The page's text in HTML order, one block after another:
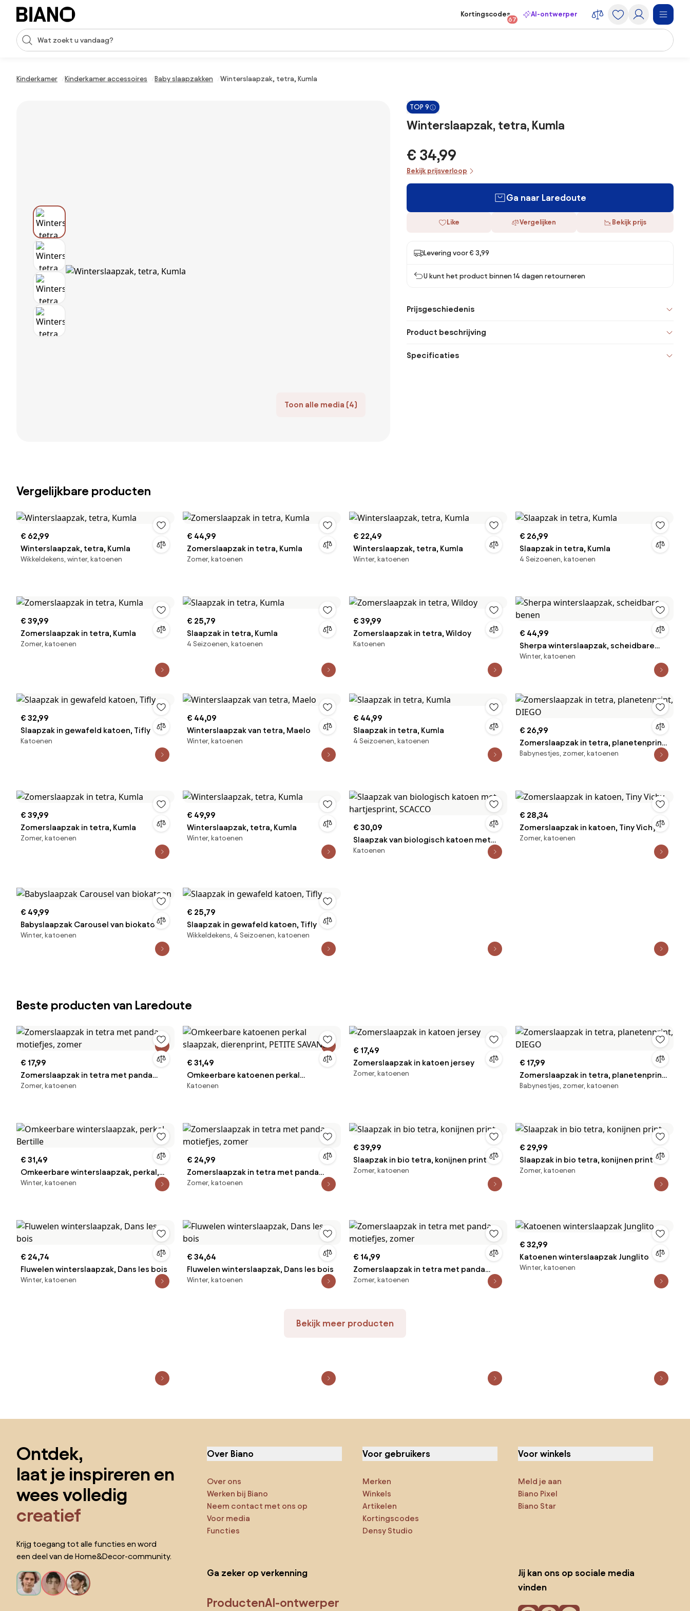
Navigatie overslaan, naar inhoud springen
Zoekopdracht invoeren
Kortingscodes
67
AI-ontwerper
Kinderkamer Kinderkamer accessoires Baby slaapzakken Winterslaapzak, tetra, Kumla
Toon alle media (4)
TOP 9
Winterslaapzak, tetra, Kumla
€ 34,99
Bekijk prijsverloop
Ga naar Laredoute
Like Vergelijken Bekijk prijs
Levering voor € 3,99
U kunt het product binnen 14 dagen retourneren
Prijsgeschiedenis
Product beschrijving
Specificaties
Vergelijkbare producten
€ 62,99
Winterslaapzak, tetra, Kumla
Wikkeldekens, winter, katoenen
€ 44,99
Zomerslaapzak in tetra, Kumla
Zomer, katoenen
€ 22,49
Winterslaapzak, tetra, Kumla
Winter, katoenen
€ 26,99
Slaapzak in tetra, Kumla
4 Seizoenen, katoenen
€ 39,99
Zomerslaapzak in tetra, Kumla
Zomer, katoenen
€ 25,79
Slaapzak in tetra, Kumla
4 Seizoenen, katoenen
€ 39,99
Zomerslaapzak in tetra, Wildoy
Katoenen
€ 44,99
Sherpa winterslaapzak, scheidbare
benen
Winter, katoenen
€ 32,99
Slaapzak in gewafeld katoen, Tifly
Katoenen
€ 44,09
Winterslaapzak van tetra, Maelo
Winter, katoenen
€ 44,99
Slaapzak in tetra, Kumla
4 Seizoenen, katoenen
€ 26,99
Zomerslaapzak in tetra, planetenprint,
DIEGO
Babynestjes, zomer, katoenen
€ 39,99
Zomerslaapzak in tetra, Kumla
Zomer, katoenen
€ 49,99
Winterslaapzak, tetra, Kumla
Winter, katoenen
€ 30,09
Slaapzak van biologisch katoen met
hartjesprint, SCACCO
Katoenen
€ 28,34
Zomerslaapzak in katoen, Tiny Vichy
Zomer, katoenen
€ 49,99
Babyslaapzak Carousel van biokatoen
Winter, katoenen
€ 25,79
Slaapzak in gewafeld katoen, Tifly
Wikkeldekens, 4 Seizoenen, katoenen
Beste producten van Laredoute
€ 17,99
Zomerslaapzak in tetra met panda
motiefjes, zomer
Zomer, katoenen
€ 31,49
Omkeerbare katoenen perkal
slaapzak, dierenprint, PETITE SAVANE
Katoenen
€ 17,49
Zomerslaapzak in katoen jersey
Zomer, katoenen
€ 17,99
Zomerslaapzak in tetra, planetenprint,
DIEGO
Babynestjes, zomer, katoenen
€ 31,49
Omkeerbare winterslaapzak, perkal,
Bertille
Winter, katoenen
€ 24,99
Zomerslaapzak in tetra met panda
motiefjes, zomer
Zomer, katoenen
€ 39,99
Slaapzak in bio tetra, konijnen print
Zomer, katoenen
€ 29,99
Slaapzak in bio tetra, konijnen print
Zomer, katoenen
€ 24,74
Fluwelen winterslaapzak, Dans les bois
Winter, katoenen
€ 34,64
Fluwelen winterslaapzak, Dans les bois
Winter, katoenen
€ 14,99
Zomerslaapzak in tetra met panda
motiefjes, zomer
Zomer, katoenen
€ 32,99
Katoenen winterslaapzak Junglito
Winter, katoenen
Bekijk meer producten
Ontdek,
laat je inspireren en
wees volledig
creatief
Krijg toegang tot alle functies en word
een deel van de Home&Decor-community.
Over Biano
Over ons
Werken bij Biano
Neem contact met ons op
Voor media
Functies
Voor gebruikers
Merken
Winkels
Artikelen
Kortingscodes
Densy Studio
Voor winkels
Meld je aan
Biano Pixel
Biano Star
Ga zeker op verkenning
ProductenAI-ontwerper
Jij kan ons op sociale media
vinden